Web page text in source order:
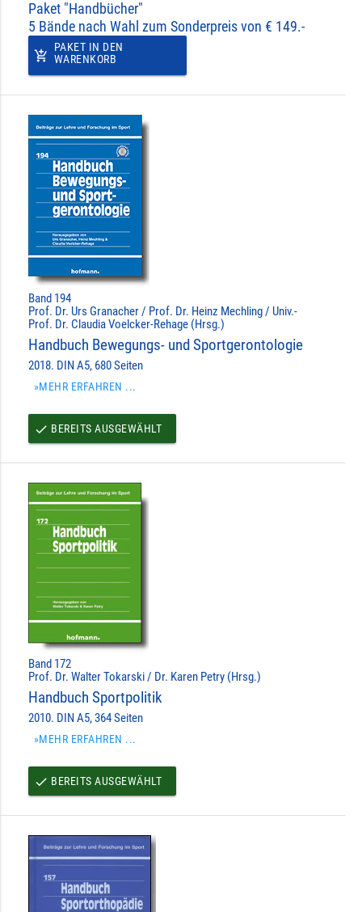
Paket "Handbücher"
5 Bände nach Wahl zum Sonderpreis von € 149.-
add_shopping_cart
PAKET IN DEN
WARENKORB
Band 194
Prof. Dr. Urs Granacher / Prof. Dr. Heinz Mechling / Univ.-
Prof. Dr. Claudia Voelcker-Rehage (Hrsg.)
Handbuch Bewegungs- und Sportgerontologie
2018. DIN A5, 680 Seiten
»MEHR ERFAHREN ...
done BEREITS AUSGEWÄHLT
Band 172
Prof. Dr. Walter Tokarski / Dr. Karen Petry (Hrsg.)
Handbuch Sportpolitik
2010. DIN A5, 364 Seiten
»MEHR ERFAHREN ...
done BEREITS AUSGEWÄHLT